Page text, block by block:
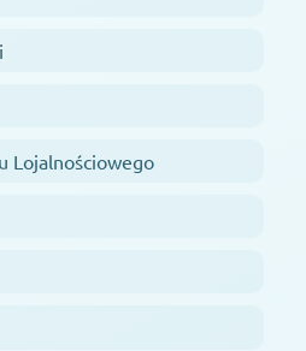
Lojalnościowego